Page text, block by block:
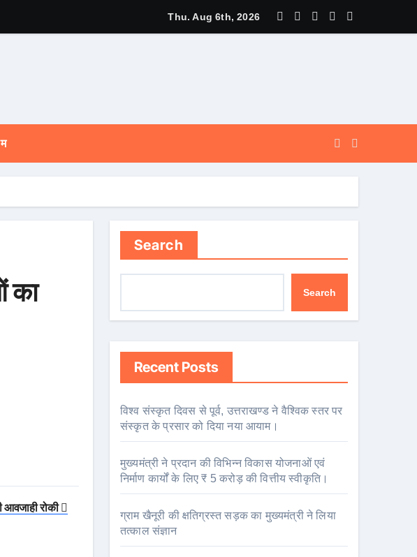
मुख्यमंत्री ने प्रदान की विभिन्न विकास योजनाओं एवं निर्माण कार्यों के लिए ₹ 5 करोड़ की वित्तीय
Thu. Aug 6th, 2026
का
आवजाही रोकी
Search
Search
Recent Posts
विश्व संस्कृत दिवस से पूर्व, उत्तराखण्ड ने वैश्विक स्तर पर
संस्कृत के प्रसार को दिया नया आयाम।
मुख्यमंत्री ने प्रदान की विभिन्न विकास योजनाओं एवं
निर्माण कार्यों के लिए ₹ 5 करोड़ की वित्तीय स्वीकृति।
ग्राम खैनूरी की क्षतिग्रस्त सड़क का मुख्यमंत्री ने लिया
तत्काल संज्ञान